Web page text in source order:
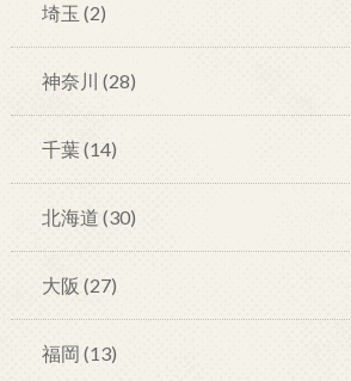
埼玉 (2)
神奈川 (28)
千葉(14)
北海道 (30)
大阪 (27)
福岡 (13)